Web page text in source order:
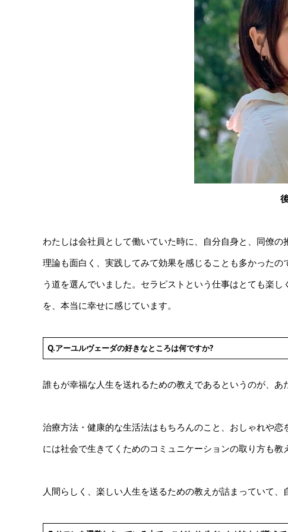
わたしは会社員として働いていた時に、自分自身と、同僚
理論も面白く、実践してみて効果を感じることも多かった
う道を選んでいました。セラピストという仕事はとても楽
を、本当に幸せに感じています。
Q.アーユルヴェーダの好きなところは何ですか?
誰もが幸福な人生を送れるための教えであるというのが、あ
治療方法・健康的な生活法はもちろんのこと、おしゃれや
には社会で生きてくためのコミュニケーションの取り方も教
人間らしく、楽しい人生を送るための教えが詰まっていて、